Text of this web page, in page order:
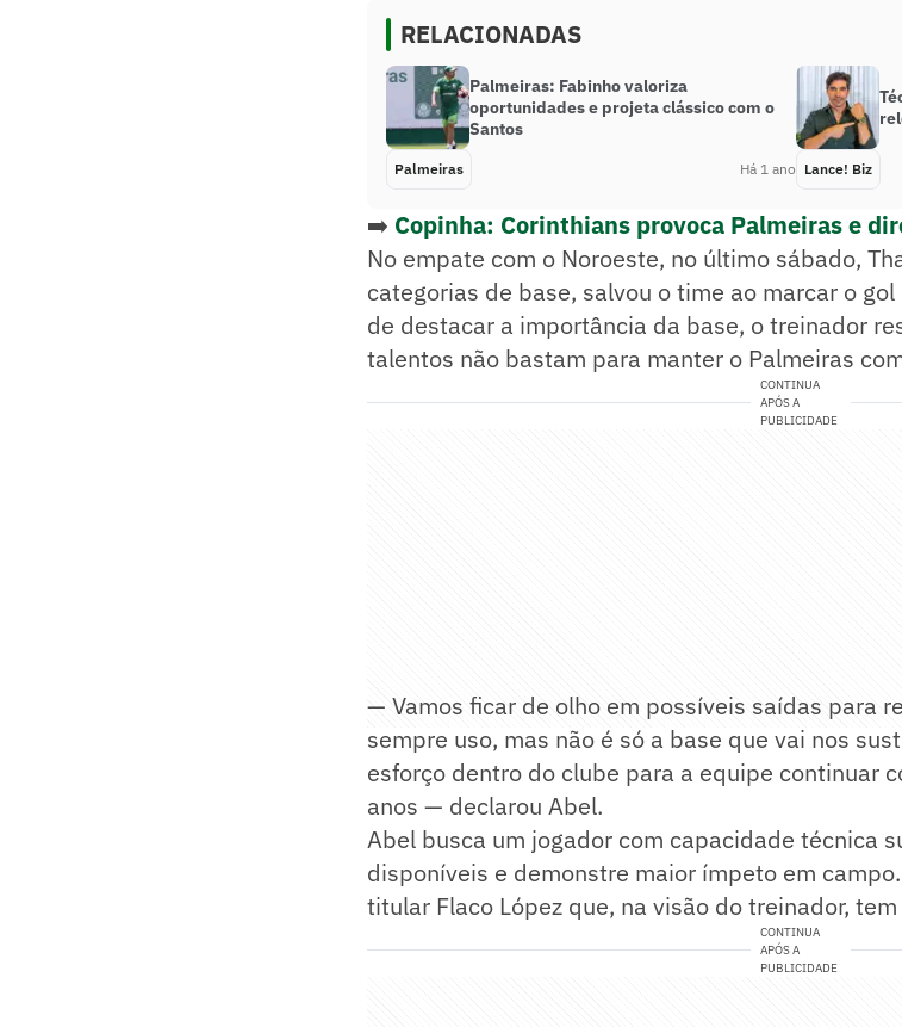
RELACIONADAS
Palmeiras: Fabinho valoriza
oportunidades e projeta clássico com o
Santos
Palmeiras Há 1 ano Lance! Biz
➡️ Copinha: Corinthians provoca Palmeiras e
No empate com o Noroeste, no último sábado,
categorias de base, salvou o time ao marcar o
de destacar a importância da base, o treinador
talentos não bastam para manter o Palmeiras
CONTINUA
APÓS A
PUBLICIDADE
— Vamos ficar de olho em possíveis saídas para
sempre uso, mas não é só a base que vai nos
esforço dentro do clube para a equipe continuar
anos — declarou Abel.
Abel busca um jogador com capacidade técnica
disponíveis e demonstre maior ímpeto em
titular Flaco López que, na visão do treinador,
CONTINUA
APÓS A
PUBLICIDADE